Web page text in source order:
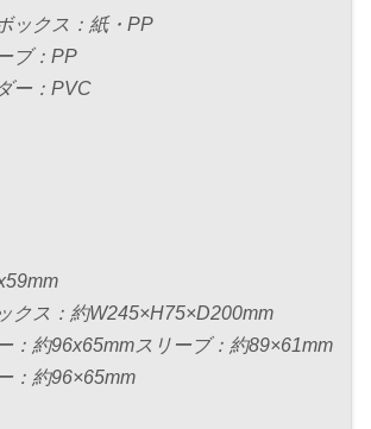
ックス：紙・PP
ブ：PP
ー：PVC
クス：約W245×H75×D200mm
：約96x65mmスリーブ：約89×61mm
：約96×65mm